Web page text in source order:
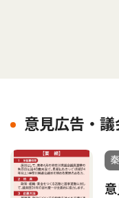
意見広告・議